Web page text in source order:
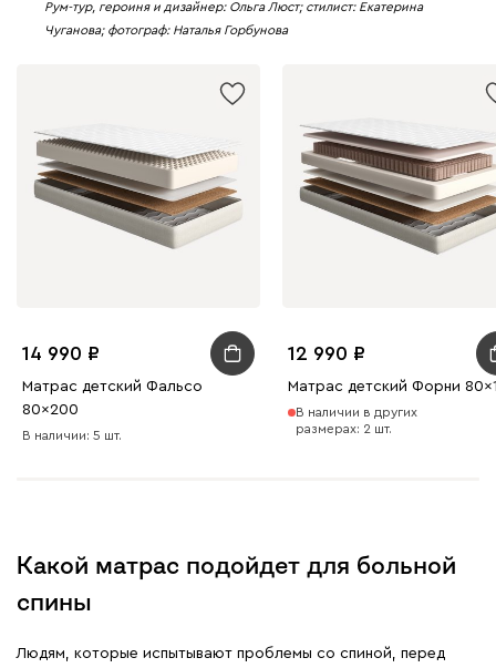
Рум-тур, героиня и дизайнер: Ольга Люст; стилист: Екатерина
Чуганова; фотограф: Наталья Горбунова
14 990
Матрас детский Фальсо
80x200
В наличии: 5 шт.
12 990
Матрас детский Форни
В наличии в других
размерах: 2 шт.
Какой матрас подойдет для больной
спины
Людям, которые испытывают проблемы со спиной, перед